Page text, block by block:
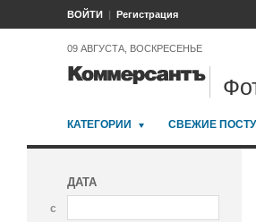
ВОЙТИ Регистрация
09 АВГУСТА, ВОСКРЕСЕНЬЕ
КАТЕГОРИИ СВЕЖИЕ
ДАТА
с